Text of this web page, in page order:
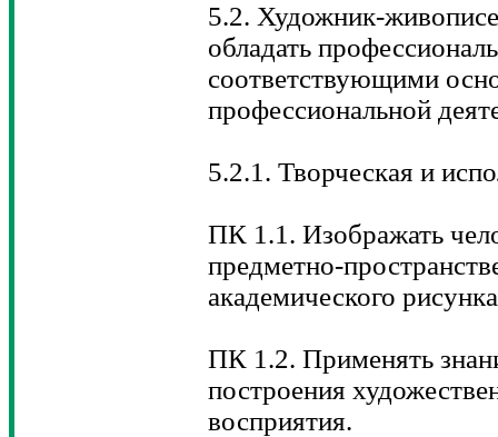
5.2. Художник-
обладать
соответствующими
профессиональной
5.2.1. Творческая и
ПК 1.1. Изображать
предметно-
академического
ПК 1.2. Применять
построения
восприятия.